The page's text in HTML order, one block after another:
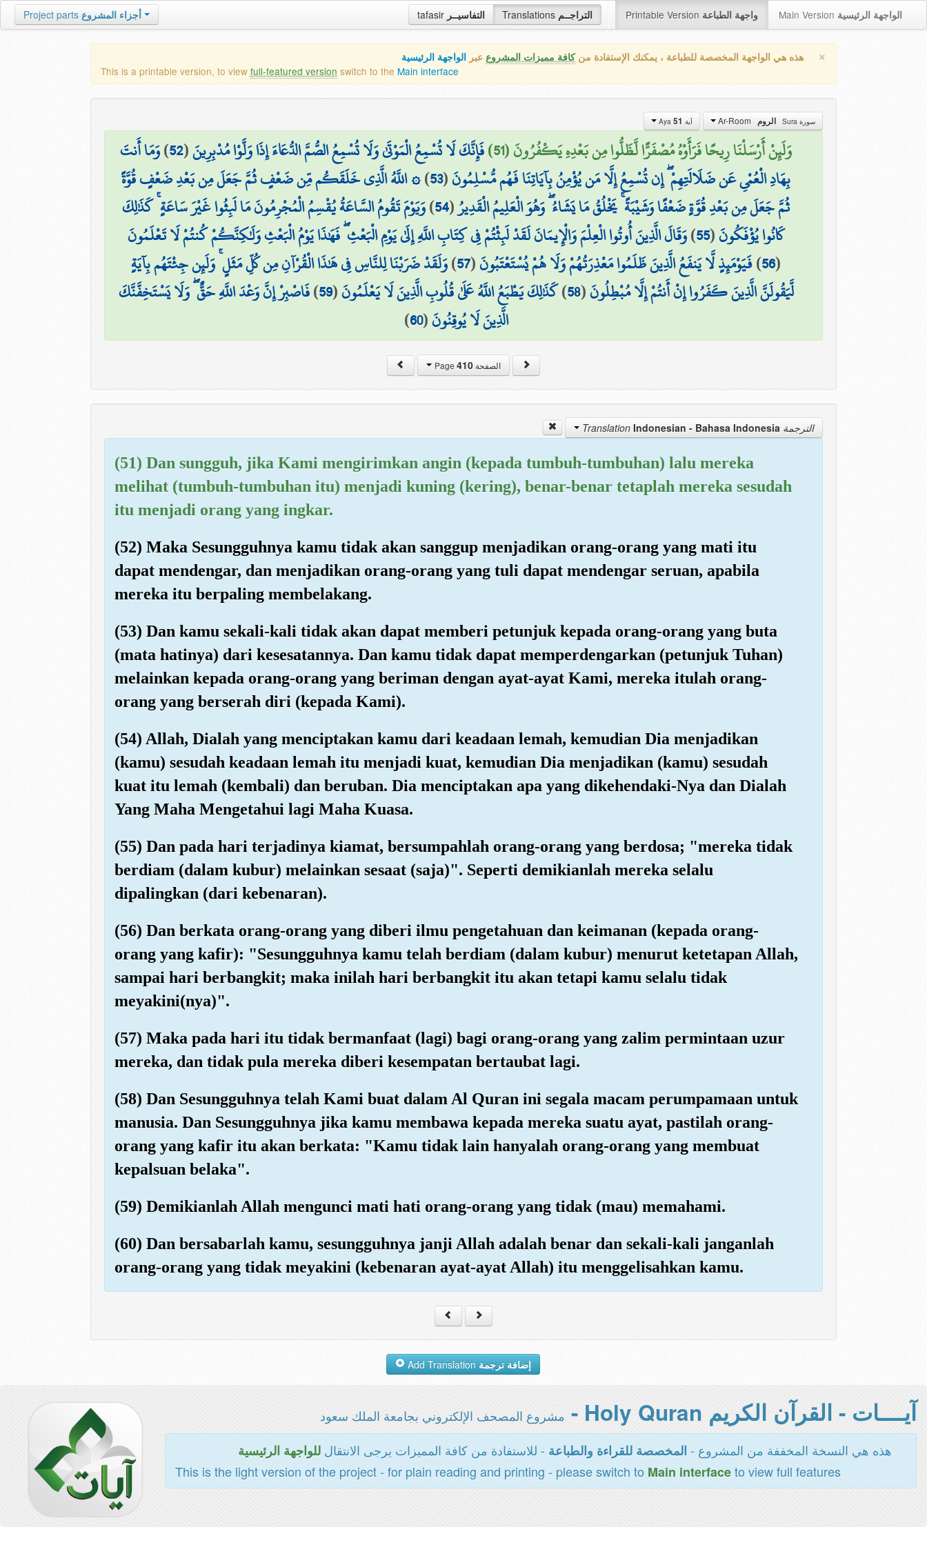
tafasir التفاسيــر Translations التراجــم Printable Version واجهة الطباعة Main Version الواجهة الرئيسية Project parts أجزاء المشروع
× هذه هي الواجهة المخصصة للطباعة ، يمكنك الإستفادة منكافة مميزات المشروع عبر الواجهة الرئيسية
This is a printable version, to view full-featured version switch to the Main interface
سورة Sura الروم آية Aya 51
وَلَئِنْ أَرْسَلْنَا رِيحًا فَرَأَوْهُ مُصْفَرًّا لَّظَلُّوا مِن بَعْدِهِ يَكْفُرُونَ (51) فَإِنَّكَ لَا تُسْمِعُ الْمَوْتَىٰ وَلَا تُسْمِعُ الصُّمَّ الدُّعَاءَ إِذَا وَلَّوْا مُدْبِرِينَ(
52
)وَمَا أَنتَ
بِهَادِ الْعُمْيِ عَن ضَلَالَتِهِمْ ۖ إِن تُسْمِعُ إِلَّا مَن يُؤْمِنُ بِآيَاتِنَا فَهُم مُّسْلِمُونَ(
53
)۞ اللَّهُ الَّذِي خَلَقَكُم مِّن ضَعْفٍ ثُمَّ جَعَلَ مِن بَعْدِ ضَعْفٍ قُوَّةً
ثُمَّ جَعَلَ مِن بَعْدِ قُوَّةٍ ضَعْفًا وَشَيْبَةً ۚ يَخْلُقُ مَا يَشَاءُ ۖ وَهُوَ الْعَلِيمُ الْقَدِيرُ(
54
)وَيَوْمَ تَقُومُ السَّاعَةُ يُقْسِمُ الْمُجْرِمُونَ مَا لَبِثُوا غَيْرَ سَاعَةٍ ۚ كَذَٰلِكَ
كَانُوا يُؤْفَكُونَ(
55
)وَقَالَ الَّذِينَ أُوتُوا الْعِلْمَ وَالْإِيمَانَ لَقَدْ لَبِثْتُمْ فِي كِتَابِ اللَّهِ إِلَىٰ يَوْمِ الْبَعْثِ ۖ فَهَٰذَا يَوْمُ الْبَعْثِ وَلَٰكِنَّكُمْ كُنتُمْ لَا تَعْلَمُونَ
(
56
)فَيَوْمَئِذٍ لَّا يَنفَعُ الَّذِينَ ظَلَمُوا مَعْذِرَتُهُمْ وَلَا هُمْ يُسْتَعْتَبُونَ(
57
)وَلَقَدْ ضَرَبْنَا لِلنَّاسِ فِي هَٰذَا الْقُرْآنِ مِن كُلِّ مَثَلٍ ۚ وَلَئِن جِئْتَهُم بِآيَةٍ
لَّيَقُولَنَّ الَّذِينَ كَفَرُوا إِنْ أَنتُمْ إِلَّا مُبْطِلُونَ(
58
)كَذَٰلِكَ يَطْبَعُ اللَّهُ عَلَىٰ قُلُوبِ الَّذِينَ لَا يَعْلَمُونَ(
59
)فَاصْبِرْ إِنَّ وَعْدَ اللَّهِ حَقٌّ ۖ وَلَا يَسْتَخِفَّنَّكَ
الَّذِينَ لَا يُوقِنُونَ(
60
)
الصفحة Page410
الترجمة Translation Indonesian - Bahasa Indonesia
(51) Dan sungguh, jika Kami mengirimkan angin (kepada tumbuh-tumbuhan) lalu mereka
melihat (tumbuh-tumbuhan itu) menjadi kuning (kering), benar-benar tetaplah mereka sesudah
itu menjadi orang yang ingkar.
(52) Maka Sesungguhnya kamu tidak akan sanggup menjadikan orang-orang yang mati itu
dapat mendengar, dan menjadikan orang-orang yang tuli dapat mendengar seruan, apabila
mereka itu berpaling membelakang.
(53) Dan kamu sekali-kali tidak akan dapat memberi petunjuk kepada orang-orang yang buta
(mata hatinya) dari kesesatannya. Dan kamu tidak dapat memperdengarkan (petunjuk Tuhan)
melainkan kepada orang-orang yang beriman dengan ayat-ayat Kami, mereka itulah orang-
orang yang berserah diri (kepada Kami).
(54) Allah, Dialah yang menciptakan kamu dari keadaan lemah, kemudian Dia menjadikan
(kamu) sesudah keadaan lemah itu menjadi kuat, kemudian Dia menjadikan (kamu) sesudah
kuat itu lemah (kembali) dan beruban. Dia menciptakan apa yang dikehendaki-Nya dan Dialah
Yang Maha Mengetahui lagi Maha Kuasa.
(55) Dan pada hari terjadinya kiamat, bersumpahlah orang-orang yang berdosa; "mereka tidak
berdiam (dalam kubur) melainkan sesaat (saja)". Seperti demikianlah mereka selalu
dipalingkan (dari kebenaran).
(56) Dan berkata orang-orang yang diberi ilmu pengetahuan dan keimanan (kepada orang-
orang yang kafir): "Sesungguhnya kamu telah berdiam (dalam kubur) menurut ketetapan Allah,
sampai hari berbangkit; maka inilah hari berbangkit itu akan tetapi kamu selalu tidak
meyakini(nya)".
(57) Maka pada hari itu tidak bermanfaat (lagi) bagi orang-orang yang zalim permintaan uzur
mereka, dan tidak pula mereka diberi kesempatan bertaubat lagi.
(58) Dan Sesungguhnya telah Kami buat dalam Al Quran ini segala macam perumpamaan untuk
manusia. Dan Sesungguhnya jika kamu membawa kepada mereka suatu ayat, pastilah orang-
orang yang kafir itu akan berkata: "Kamu tidak lain hanyalah orang-orang yang membuat
kepalsuan belaka".
(59) Demikianlah Allah mengunci mati hati orang-orang yang tidak (mau) memahami.
(60) Dan bersabarlah kamu, sesungguhnya janji Allah adalah benar dan sekali-kali janganlah
orang-orang yang tidak meyakini (kebenaran ayat-ayat Allah) itu menggelisahkan kamu.
إضافة ترجمة
آيــــات - القرآن الكريم Holy Quran - مشروع المصحف الإلكتروني بجامعة الملك سعود
هذه هي النسخة المخففة من المشروع - المخصصة للقراءة والطباعة - للاستفادة من كافة المميزات يرجى الانتقالللواجهة الرئيسية
This is the light version of the project - for plain reading and printing - please switch to Main interfaceto view full features